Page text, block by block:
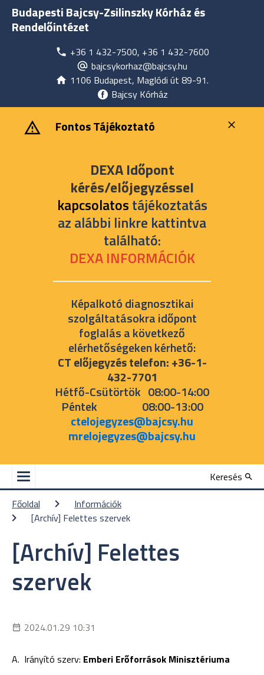
Budapesti Bajcsy-Zsilinszky Kórház és
Rendelőintézet
+36 1 432-7500, +36 1 432-7600
bajcsykorhaz@bajcsy.hu
1106 Budapest, Maglódi út 89-91.
Bajcsy Kórház
‎ ‎Fontos Tájékoztató
DEXA Időpont
kérés/előjegyzéssel
kapcsolatostájékoztatás
az alábbi linkre kattintva
található:
DEXA INFORMÁCIÓK
Képalkotó diagnosztikai
szolgáltatásokra időpont
foglalás a következő
elérhetőségeken kérhető:
CT előjegyzés telefon: +36-1-
432-7701
Hétfő-Csütörtök 08:00-14:00
Péntek 08:00-13:00
ctelojegyzes@bajcsy.hu
mrelojegyzes@bajcsy.hu
Keresés
Főoldal
Információk
[Archív] Felettes szervek
[Archív] Felettes
szervek
2024.01.29 10:31
A. Irányító szerv: Emberi Erőforrások Minisztériuma